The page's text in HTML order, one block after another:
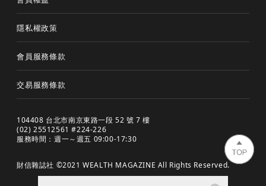
隱私權政策
會員服務條款
交易服務條款
104408 台北市南京東路一段 52 號 7 樓
(02) 25512561 #224-226
服務時間：週一～週五 09:00-17:30
財信雜誌社 ©2021 WEALTH MAGAZINE All Rights Reserved.